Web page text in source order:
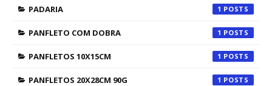
PADARIA 1
PANFLETO COM DOBRA 1
PANFLETOS 10X15CM 1
PANFLETOS 20X28CM 90G 1